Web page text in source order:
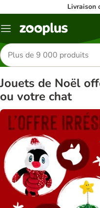
Livraison
Menu
Rechercher
des
produits
Jouets de Noël
ou votre chat